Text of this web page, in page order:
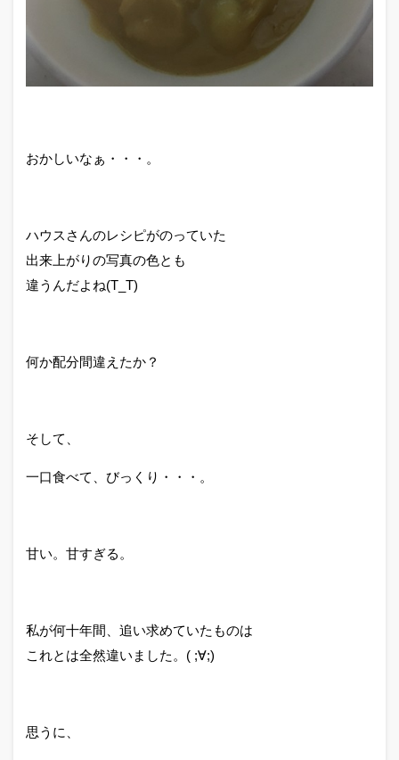
おかしいなぁ・・・。
ハウスさんのレシピがのっていた
出来上がりの写真の色とも
違うんだよね(T_T)
何か配分間違えたか？
そして、
一口食べて、びっくり・・・。
甘い。甘すぎる。
私が何十年間、追い求めていたものは
これとは全然違いました。( ;∀;)
思うに、